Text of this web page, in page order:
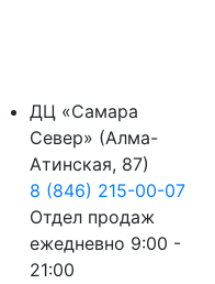
ДЦ «Самара
Север» (Алма-
Атинская, 87)
8 (846) 215-00-07
Отдел продаж
ежедневно 9:00 -
21:00